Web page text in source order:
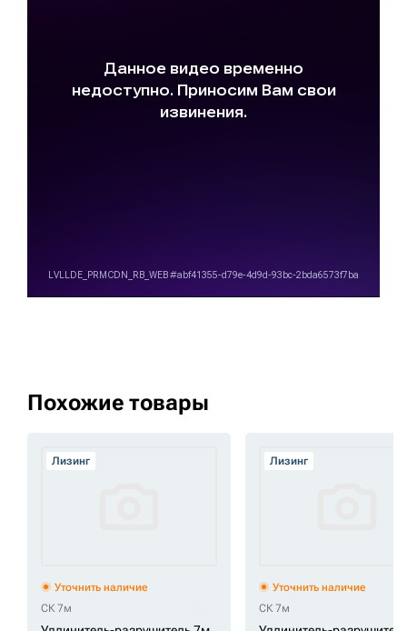
Похожие товары
Лизинг
Уточнить наличие
СК 7м
Лизинг
Уточнить наличие
СК 7м